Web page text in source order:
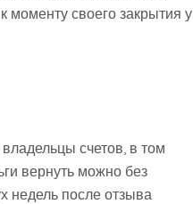
моменту своего закрытия у
счетов, в том
вернуть можно без
недель после отзыва